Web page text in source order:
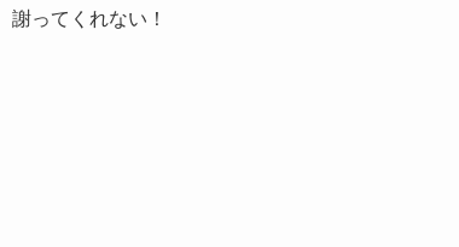
ってくれない！